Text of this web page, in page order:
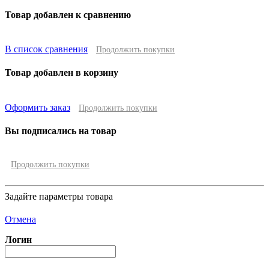
Товар добавлен к сравнению
В список сравнения Продолжить покупки
Товар добавлен в корзину
Оформить заказ Продолжить покупки
Вы подписались на товар
Продолжить покупки
Задайте параметры товара
Отмена
Логин